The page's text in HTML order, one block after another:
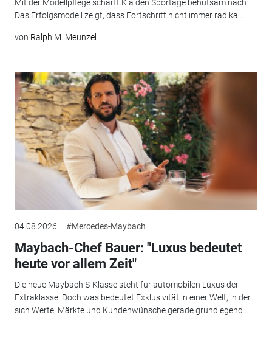
Mit der Modellpflege schärft Kia den Sportage behutsam nach.
Das Erfolgsmodell zeigt, dass Fortschritt nicht immer radikal...
von Ralph M. Meunzel
04.08.2026 #Mercedes-Maybach
Maybach-Chef Bauer: "Luxus bedeutet
heute vor allem Zeit"
Die neue Maybach S-Klasse steht für automobilen Luxus der
Extraklasse. Doch was bedeutet Exklusivität in einer Welt, in der
sich Werte, Märkte und Kundenwünsche gerade grundlegend...